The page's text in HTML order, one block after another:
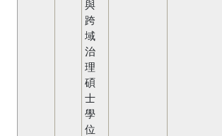
與
跨
域
治
理
碩
士
學
位